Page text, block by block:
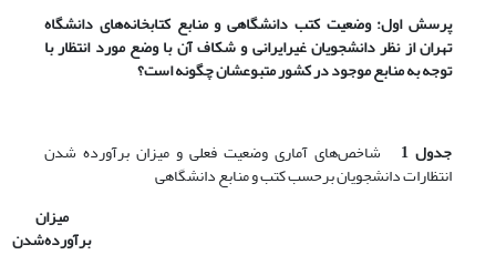
پرسش اول: وضعیت کتب دانشگاهی و منابع کتابخانه‌های دانشگاه
تهران از نظر دانشجویان غیرایرانی و شکاف آن با وضع مورد انتظار با
توجه به منابع موجود در کشور متبوعشان چگونه است؟
جدول 1 شاخص‌های آماری وضعیت فعلی و میزان برآورده شدن
انتظارات دانشجویان برحسب کتب و منابع دانشگاهی
میزان
برآورده‌شدن